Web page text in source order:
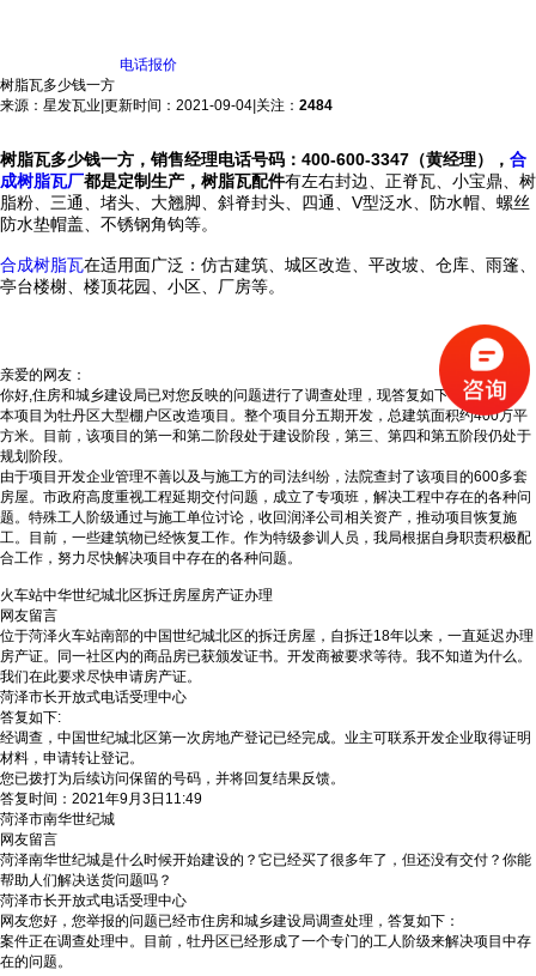
电话报价
树脂瓦多少钱一方
来源：星发瓦业 更新时间：2021-09-04 关注： 2484
树脂瓦多少钱一方，销售经理电话号码：400-600-3347（黄经理）， 合
成树脂瓦厂都是定制生产，树脂瓦配件有左右封边、正脊瓦、小宝鼎、树
脂粉、三通、堵头、大翘脚、斜脊封头、四通、V型泛水、防水帽、螺丝
防水垫帽盖、不锈钢角钩等。
合成树脂瓦在适用面广泛：仿古建筑、城区改造、平改坡、仓库、雨篷、
亭台楼榭、楼顶花园、小区、厂房等。
亲爱的网友：
你好,住房和城乡建设局已对您反映的问题进行了调查处理，现答复如下：
本项目为牡丹区大型棚户区改造项目。整个项目分五期开发，总建筑面积约400万平
方米。目前，该项目的第一和第二阶段处于建设阶段，第三、第四和第五阶段仍处于
规划阶段。
由于项目开发企业管理不善以及与施工方的司法纠纷，法院查封了该项目的600多套
房屋。市政府高度重视工程延期交付问题，成立了专项班，解决工程中存在的各种问
题。特殊工人阶级通过与施工单位讨论，收回润泽公司相关资产，推动项目恢复施
工。目前，一些建筑物已经恢复工作。作为特级参训人员，我局根据自身职责积极配
合工作，努力尽快解决项目中存在的各种问题。
火车站中华世纪城北区拆迁房屋房产证办理
网友留言
位于菏泽火车站南部的中国世纪城北区的拆迁房屋，自拆迁18年以来，一直延迟办理
房产证。同一社区内的商品房已获颁发证书。开发商被要求等待。我不知道为什么。
我们在此要求尽快申请房产证。
菏泽市长开放式电话受理中心
答复如下:
经调查，中国世纪城北区第一次房地产登记已经完成。业主可联系开发企业取得证明
材料，申请转让登记。
您已拨打为后续访问保留的号码，并将回复结果反馈。
答复时间：2021年9月3日11:49
菏泽市南华世纪城
网友留言
菏泽南华世纪城是什么时候开始建设的？它已经买了很多年了，但还没有交付？你能
帮助人们解决送货问题吗？
菏泽市长开放式电话受理中心
网友您好，您举报的问题已经市住房和城乡建设局调查处理，答复如下：
案件正在调查处理中。目前，牡丹区已经形成了一个专门的工人阶级来解决项目中存
在的问题。